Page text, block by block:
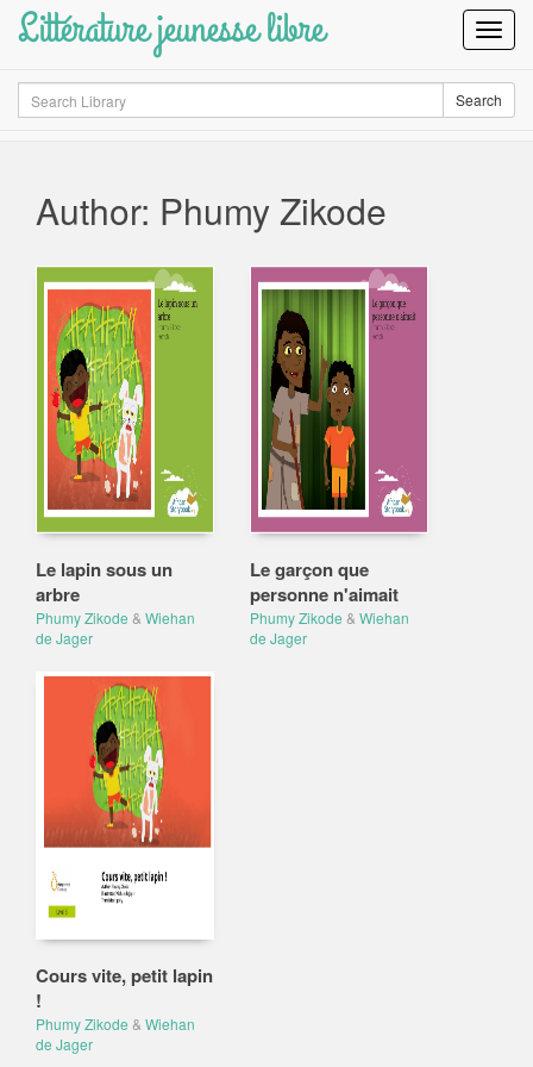
Littérature jeunesse libre
Search Search
Author: Phumy Zikode
Le lapin sous un
arbre
Phumy Zikode & Wiehan
de Jager
Le garçon que
personne n'aimait
Phumy Zikode & Wiehan
de Jager
Cours vite, petit lapin
!
Phumy Zikode & Wiehan
de Jager